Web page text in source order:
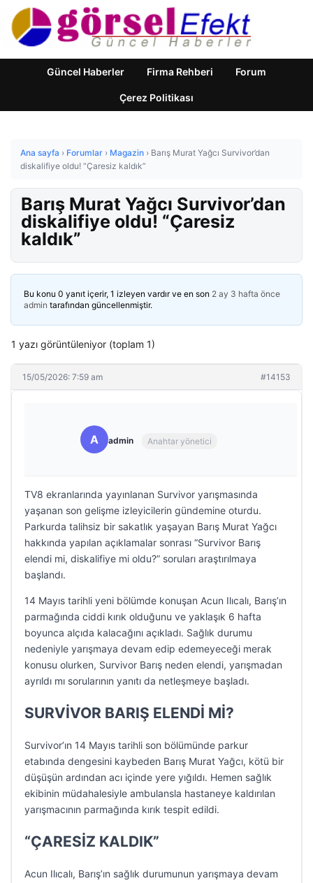
Güncel Haberler Firma Rehberi Forum
Çerez Politikası
Ana sayfa › Forumlar › Magazin › Barış Murat Yağcı Survivor’dan
diskalifiye oldu! “Çaresiz kaldık”
Barış Murat Yağcı Survivor’dan
diskalifiye oldu! “Çaresiz
kaldık”
Bu konu 0 yanıt içerir, 1 izleyen vardır ve en son 2 ay 3 hafta önce
admin tarafından güncellenmiştir.
1 yazı görüntüleniyor (toplam 1)
15/05/2026: 7:59 am #14153
A admin Anahtar yönetici
TV8 ekranlarında yayınlanan Survivor yarışmasında
yaşanan son gelişme izleyicilerin gündemine oturdu.
Parkurda talihsiz bir sakatlık yaşayan Barış Murat Yağcı
hakkında yapılan açıklamalar sonrası “Survivor Barış
elendi mi, diskalifiye mi oldu?” soruları araştırılmaya
başlandı.
14 Mayıs tarihli yeni bölümde konuşan Acun Ilıcalı, Barış’ın
parmağında ciddi kırık olduğunu ve yaklaşık 6 hafta
boyunca alçıda kalacağını açıkladı. Sağlık durumu
nedeniyle yarışmaya devam edip edemeyeceği merak
konusu olurken, Survivor Barış neden elendi, yarışmadan
ayrıldı mı sorularının yanıtı da netleşmeye başladı.
SURVİVOR BARIŞ ELENDİ Mİ?
Survivor’ın 14 Mayıs tarihli son bölümünde parkur
etabında dengesini kaybeden Barış Murat Yağcı, kötü bir
düşüşün ardından acı içinde yere yığıldı. Hemen sağlık
ekibinin müdahalesiyle ambulansla hastaneye kaldırılan
yarışmacının parmağında kırık tespit edildi.
“ÇARESİZ KALDIK”
Acun Ilıcalı, Barış’ın sağlık durumunun yarışmaya devam